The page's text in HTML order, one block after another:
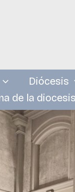
Diócesis
de la diocesis